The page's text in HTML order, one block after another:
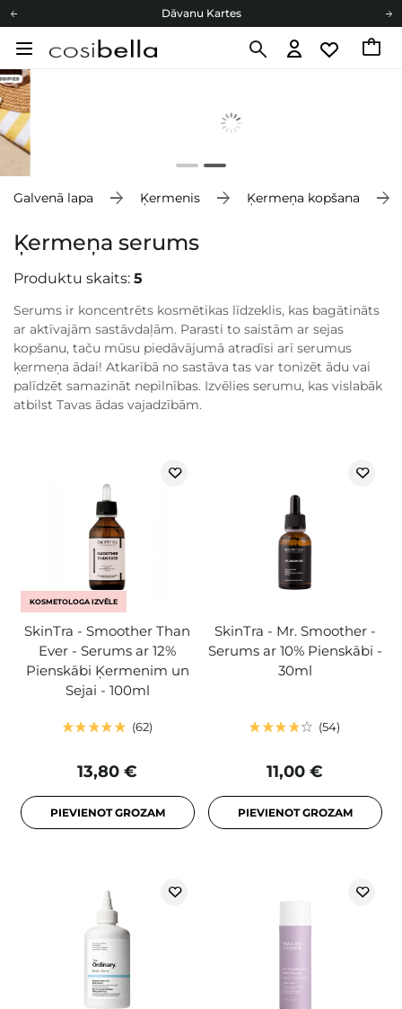
Dāvanu Kartes
Cosibella lojalitātes programma
Galvenā lapa Ķermenis Ķermeņa kopšana
Ķermeņa serums
Produktu skaits: 5
Serums ir koncentrēts kosmētikas līdzeklis, kas bagātināts
ar aktīvajām sastāvdaļām. Parasti to saistām ar sejas
kopšanu, taču mūsu piedāvājumā atradīsi arī serumus
ķermeņa ādai! Atkarībā no sastāva tas var tonizēt ādu vai
palīdzēt samazināt nepilnības. Izvēlies serumu, kas vislabāk
atbilst Tavas ādas vajadzībām.
KOSMETOLOGA IZVĒLE
SkinTra - Smoother Than
Ever - Serums ar 12%
Pienskābi Ķermenim un
Sejai - 100ml
62
13,80 €
PIEVIENOT GROZAM
SkinTra - Mr. Smoother -
Serums ar 10% Pienskābi -
30ml
54
11,00 €
PIEVIENOT GROZAM